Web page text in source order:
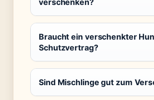
verschenken?
Braucht ein verschenkter
Schutzvertrag?
Sind Mischlinge gut zum